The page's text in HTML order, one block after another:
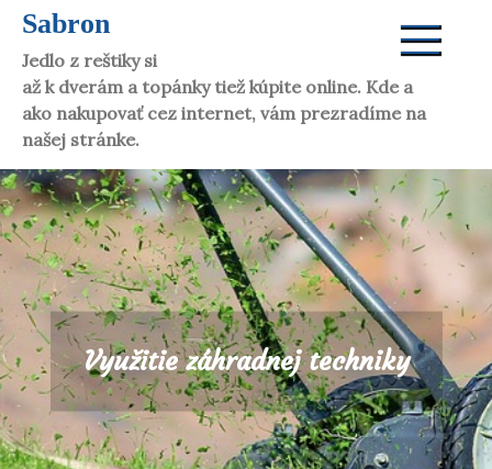
Skip
content
Sabron
Jedlo z reštiky si dáte aj doma. Víno vám donesú
až k dverám a topánky tiež kúpite online. Kde a
ako nakupovať cez internet, vám prezradíme na
našej stránke.
Využitie záhradnej techniky